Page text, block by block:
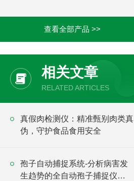
查看全部产品 >>
相关文章
RELATED ARTICLES
真假肉检测仪：精准甄别肉类真
伪，守护食品食用安全
孢子自动捕捉系统-分析病害发
生趋势的全自动孢子捕捉仪